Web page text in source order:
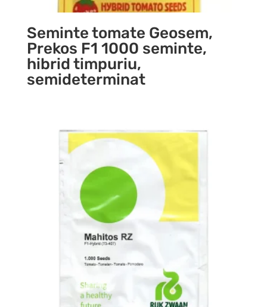
Seminte tomate Geosem,
Prekos F1 1000 seminte,
hibrid timpuriu,
semideterminat